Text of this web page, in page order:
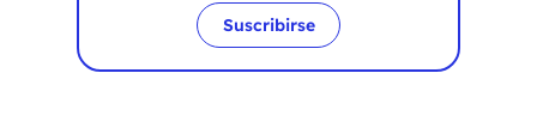
Suscribirse